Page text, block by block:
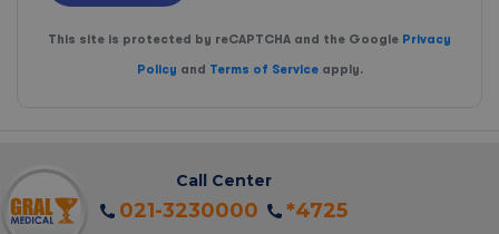
This site is protected by reCAPTCHA and the Google Privacy
Policy and Terms of Serviceapply.
Call Center
021-3230000 *4725